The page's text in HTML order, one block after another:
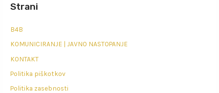
Strani
B4B
KOMUNICIRANJE | JAVNO NASTOPANJE
KONTAKT
Politika piškotkov
Politika zasebnosti